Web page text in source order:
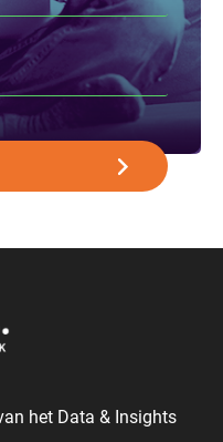
het Data & Insights